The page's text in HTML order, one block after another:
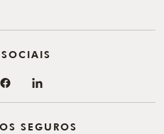
SEGUROS